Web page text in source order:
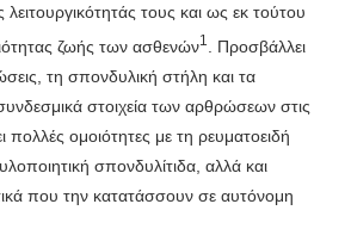
τους και ως εκ τούτου
ζωής των ασθενών1
. Προσβάλλει
τη σπονδυλική στήλη και τα
στοιχεία των αρθρώσεων στις
πολλές ομοιότητες με τη ρευματοειδή
σπονδυλίτιδα, αλλά και
που την κατατάσσουν σε αυτόνομη